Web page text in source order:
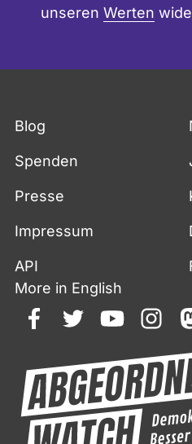
unseren Werten
Blog
Spenden
Presse
Impressum
API
More in English
facebooktwitteryoutube